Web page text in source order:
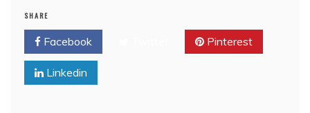
k
ă
SHARE
Facebook Pinterest
Linkedin